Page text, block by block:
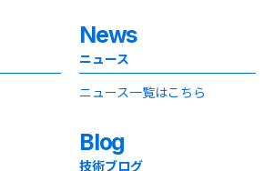
News
ニュース
ニュース一覧はこちら
Blog
技術ブログ